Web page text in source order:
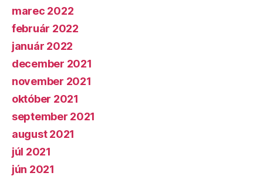
marec 2022
február 2022
január 2022
december 2021
november 2021
október 2021
september 2021
august 2021
júl 2021
jún 2021